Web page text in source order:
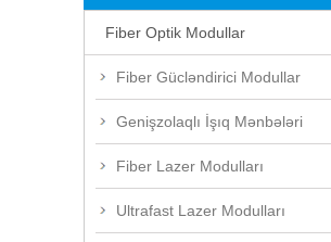
Fiber Optik Modullar
Fiber Gücləndirici Modullar
Genişzolaqlı İşıq Mənbələri
Fiber Lazer Modulları
Ultrafast Lazer Modulları